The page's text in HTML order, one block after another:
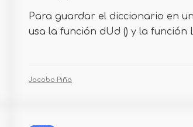
Para guardar el diccionario en
usa la función dUd () y la función
Jacobo Piña